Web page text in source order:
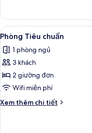
1
giường
đơn,
không
hút
thuốc
Phòng
phong
cách
điển,
đơn,
không
thuốc
Xem
tất
cả
ảnh
Phòng
Tiêu
chuẩn
14
Phòng Tiêu chuẩn
1 phòng ngủ
3 khách
2 giường đơn
Wifi miễn phí
Xem thêm chi tiết
Chi